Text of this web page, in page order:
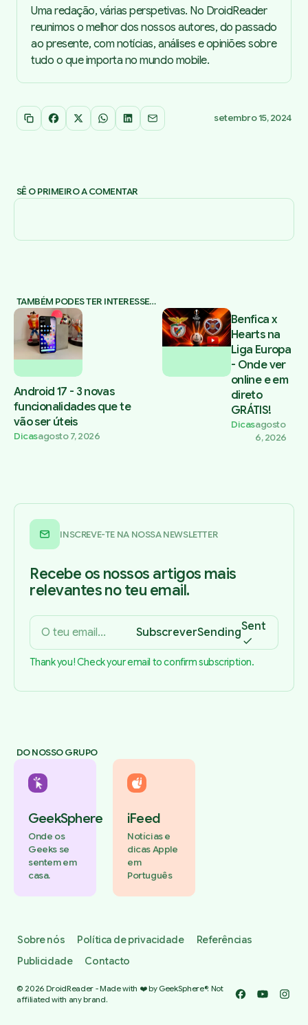
Uma redação, várias perspetivas. No DroidReader
reunimos o melhor dos nossos autores, do passado
ao presente, com notícias, análises e opiniões sobre
tudo o que importa no mundo mobile.
Copiar link
Facebook
X WhatsApp
LinkedInEmail setembro 15, 2024
SÊ O PRIMEIRO A COMENTAR
TAMBÉM PODES TER INTERESSE…
Android 17 - 3 novas
funcionalidades que te
vão ser úteis
Dicasagosto 7, 2026
Benfica x
Hearts na
Liga Europa
- Onde ver
online e em
direto
GRÁTIS!
Dicasagosto
6, 2026
INSCREVE-TE NA NOSSA NEWSLETTER
Recebe os nossos artigos mais
relevantes no teu email.
SubscreverSendingSent
Thank you! Check your email to confirm subscription.
DO NOSSO GRUPO
GeekSphere
Onde os
Geeks se
sentem em
casa.
iFeed
Notícias e
dicas Apple
em
Português
Sobre nós Política de privacidade
Referências
Publicidade
Contacto
© 2026 DroidReader - Made with ❤️ by GeekSphere®. Not
affiliated with any brand.
Facebook
YouTube